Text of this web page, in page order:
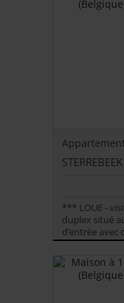
STERREBEEK
*** LOUE -
duplex situé
d’entrée